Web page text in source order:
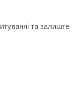
та залиште